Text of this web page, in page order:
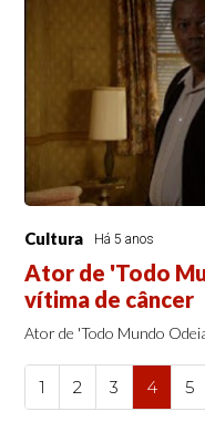
Cultura Há 5 anos
Ator de 'Todo
vítima de câncer
Ator de 'Todo Mundo
1 2 3 4 5